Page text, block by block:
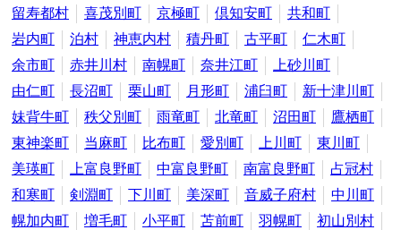
留寿都村
喜茂別町 京極町 倶知安町
共和町
岩内町
泊村 神恵内村 積丹町 古平町
仁木町
余市町
赤井川村 南幌町 奈井江町
上砂川町
由仁町
長沼町 栗山町 月形町 浦臼町
新十津川町
妹背牛町
秩父別町 雨竜町 北竜町 沼田町
鷹栖町
東神楽町
当麻町 比布町 愛別町 上川町
東川町
美瑛町
上富良野町 中富良野町 南富良野町
占冠村
和寒町
剣淵町 下川町 美深町 音威子府村
中川町
幌加内町
増毛町 小平町 苫前町 羽幌町
初山別村